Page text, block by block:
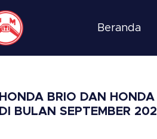
Beranda
HONDA BRIO DAN
DI BULAN SEPTEMBER